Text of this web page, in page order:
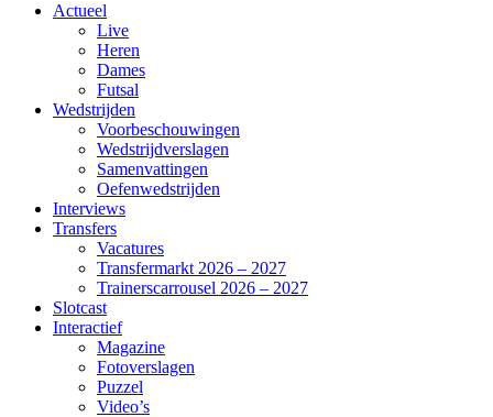
Actueel
Live
Heren
Dames
Futsal
Wedstrijden
Voorbeschouwingen
Wedstrijdverslagen
Samenvattingen
Oefenwedstrijden
Interviews
Transfers
Vacatures
Transfermarkt 2026 – 2027
Trainerscarrousel 2026 – 2027
Slotcast
Interactief
Magazine
Fotoverslagen
Puzzel
Video’s